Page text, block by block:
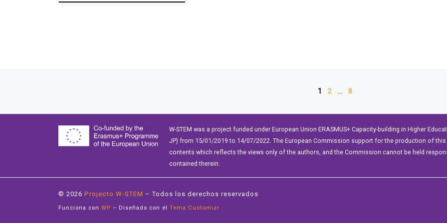
1 2 8
W-STEM was a project funded under European Union ERASMUS+ Capacity-building in Higher
JP) from 15/01/2019 to 14/07/2022. The European Commission support for the production of
contents which reflects the views only of the authors, and the Commission cannot be held
contained therein.
© 2026 Projecto W-STEM – Todos los derechos reservados
Funciona con WP – Diseñado con el Tema Customizr